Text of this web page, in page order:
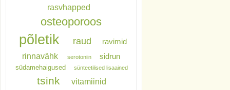
rasvhapped
osteoporoos
põletik raud ravimid
rinnavähk serotoniin sidrun
südamehaigused sünteetilised lisaained
tsink vitamiinid